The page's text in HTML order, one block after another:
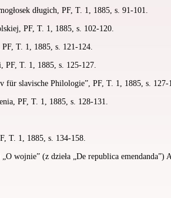
długich, PF, T. 1, 1885, s. 91-101.
PF, T. 1, 1885, s. 102-120.
T. 1, 1885, s. 121-124.
PF, T. 1, 1885, s. 125-127.
slavische Philologie”, PF, T. 1, 1885, s. 127-
PF, T. 1, 1885, s. 128-131.
T. 1, 1885, s. 134-158.
wojnie” (z dzieła „De republica emendanda”)